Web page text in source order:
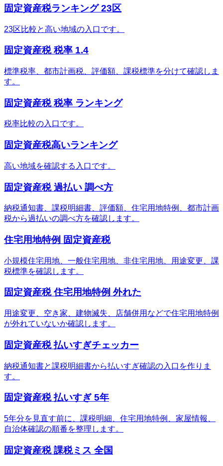
固定資産税ランキング 23区
23区比較と高い地域の入口です。
固定資産税 税率 1.4
標準税率、都市計画税、評価額、課税標準を分けて確認しま
す。
固定資産税 税率 ランキング
税率比較の入口です。
固定資産税高いランキング
高い地域を確認する入口です。
固定資産税 過払い 調べ方
納税通知書、課税明細書、評価額、住宅用地特例、都市計画
税から過払いの調べ方を確認します。
住宅用地特例 固定資産税
小規模住宅用地、一般住宅用地、非住宅用地、用途変更、課
税標準を確認します。
固定資産税 住宅用地特例 外れた
用途変更、空き家、建物滅失、店舗併用などで住宅用地特例
が外れていないか確認します。
固定資産税 払いすぎチェッカー
納税通知書と課税明細書から払いすぎ確認の入口を作りま
す。
固定資産税 払いすぎ 5年
5年分を見直す前に、課税明細、住宅用地特例、家屋情報、
自治体確認の順番を整理します。
固定資産税 課税ミス 全国